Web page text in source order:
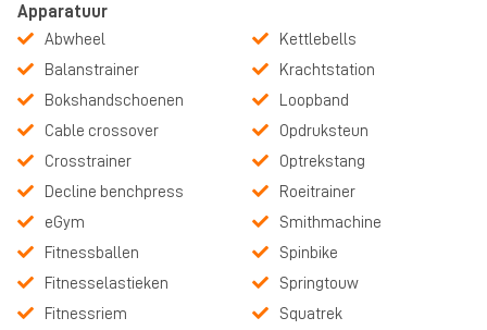
Apparatuur
Abwheel
Balanstrainer
Bokshandschoenen
Cable crossover
Crosstrainer
Decline benchpress
eGym
Fitnessballen
Fitnesselastieken
Fitnessriem
Kettlebells
Krachtstation
Loopband
Opdruksteun
Optrekstang
Roeitrainer
Smithmachine
Spinbike
Springtouw
Squatrek